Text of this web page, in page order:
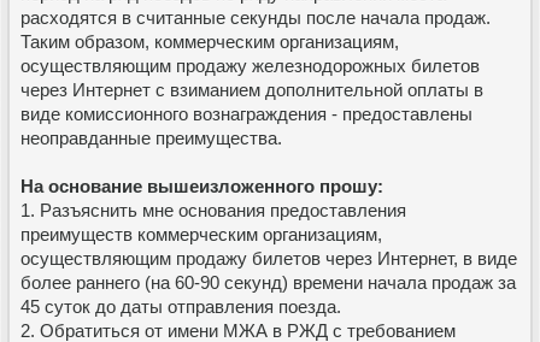
расходятся в считанные секунды после начала продаж.
Таким образом, коммерческим организациям,
осуществляющим продажу железнодорожных билетов
через Интернет с взиманием дополнительной оплаты в
виде комиссионного вознаграждения - предоставлены
неоправданные преимущества.
На основание вышеизложенного прошу:
1. Разъяснить мне основания предоставления
преимуществ коммерческим организациям,
осуществляющим продажу билетов через Интернет, в виде
более раннего (на 60-90 секунд) времени начала продаж за
45 суток до даты отправления поезда.
2. Обратиться от имени МЖА в РЖД с требованием